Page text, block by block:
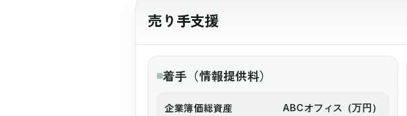
売り手支援
着手（情報提供料）
企業簿価総資産 ABCオフィス（万円）